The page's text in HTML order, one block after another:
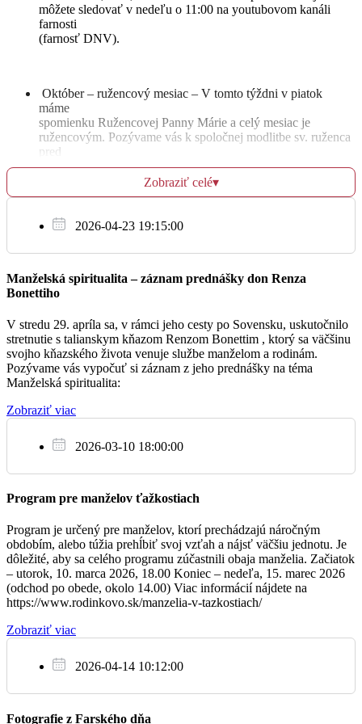
Za Božie požehnanie a pomoc pre kňazov Andreja
Št
20.10.
+ rodičia Oľga a Valdemar, Anna a Bohumír
18:30
Za zdravie rodiny Slávikovej a Vavrovej
Pi
08:00
+ manžel Ján, bratia Vojtech a Jozef a rodičia z
oboch strán
18:30
22.10.
08:00
+ Rajmund a rodičia Helena a Karol a Emília a
Augustín Martanovičoví
sv. Jána Pavla II., pápeža, ľubovoľná spomienka
23.10.
08:00
+ rodičia Jozef a Marta
Za farnosť
môžete sledovať v nedeľu o 11:00 na youtubovom kanáli
farnosti
(farnosť DNV).
Október – ružencový mesiac – V tomto týždni v piatok
máme
spomienku Ružencovej Panny Márie a celý mesiac je
ružencovým. Pozývame vás k spoločnej modlitbe sv. ruženca
pred
sv. omšami, najmä pred večernou. V piatok pred večernou sv.
omšou budú ruženec viesť matky s deťmi.
pozývame všetky deti k spoločnej modlitbe posvätného
v kostole. Pripojíme sa k celosvetovej modlitbe za jednotu a
mier.
nedeľa.
Po svätých omšiach bude v našej farnosti zbierka na misie.
Tento
rok bude na Slovensku venovaná farnostiam v Kambodži,
ktoré sa
dávate
trpiacim nádej a pomáhate im žiť lepší život. Za vaše milodary
Pán Boh zaplať.
Viera hľadajúca porozumenie – Pozývame vás na sériu
prednášok a spoločných diskusií na tému Kráčajme spoločne vo
„viere hľadajúcej porozumenie“. Začíname tento štvrtok
20.10.2022 o 19:30 v Fcentre.
Veríme v Lásku – Vo štvrtok 20.10.2022 od 18:00 do 19:00
pozývame do domu Quo Vadis na spoločnú modlitbu Veríme
nenávisti.
Farský futbalový turnaj – V sobotu 5.11.2022 pozývame
Zobraziť celé▾
2026-04-23 19:15:00
Manželská spiritualita – záznam prednášky don Renza
Bonettiho
V stredu 29. apríla sa, v rámci jeho cesty po Sovensku, uskutočnilo
stretnutie s talianskym kňazom Renzom Bonettim , ktorý sa väčšinu
svojho kňazského života venuje službe manželom a rodinám.
Pozývame vás vypočuť si záznam z jeho prednášky na téma
Manželská spiritualita:
Zobraziť viac
2026-03-10 18:00:00
Program pre manželov ťažkostiach
Program je určený pre manželov, ktorí prechádzajú náročným
obdobím, alebo túžia prehĺbiť svoj vzťah a nájsť väčšiu jednotu. Je
dôležité, aby sa celého programu zúčastnili obaja manželia. Začiatok
– utorok, 10. marca 2026, 18.00 Koniec – nedeľa, 15. marec 2026
(odchod po obede, okolo 14.00) Viac informácií nájdete na
https://www.rodinkovo.sk/manzelia-v-tazkostiach/
Zobraziť viac
2026-04-14 10:12:00
Fotografie z Farského dňa